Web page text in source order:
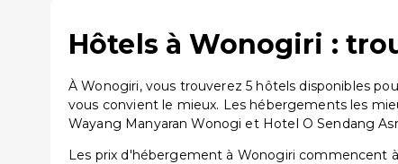
Hôtels à Wonogiri :
À Wonogiri, vous trouverez 5 hôtels disponibles
vous convient le mieux. Les hébergements les
Wayang Manyaran Wonogi et Hotel O Sendang
Les prix d'hébergement à Wonogiri commencent